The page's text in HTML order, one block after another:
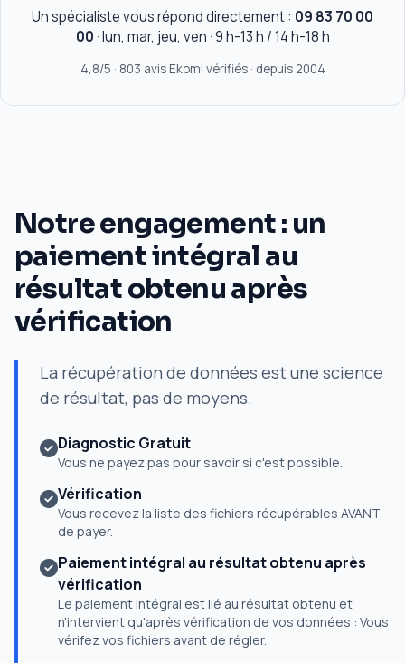
Un spécialiste vous répond directement : 09 83 70 00
00 · lun, mar, jeu, ven · 9 h-13 h / 14 h-18 h
4,8/5 · 803 avis Ekomi vérifiés · depuis 2004
Notre engagement : un
paiement intégral au
résultat obtenu après
vérification
La récupération de données est une science
de résultat, pas de moyens.
Diagnostic Gratuit
Vous ne payez pas pour savoir si c'est possible.
Vérification
Vous recevez la liste des fichiers récupérables AVANT
de payer.
Paiement intégral au résultat obtenu après
vérification
Le paiement intégral est lié au résultat obtenu et
n'intervient qu'après vérification de vos données : Vous
vérifez vos fichiers avant de régler.